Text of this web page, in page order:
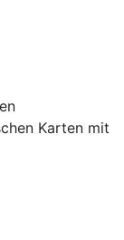
Karten mit